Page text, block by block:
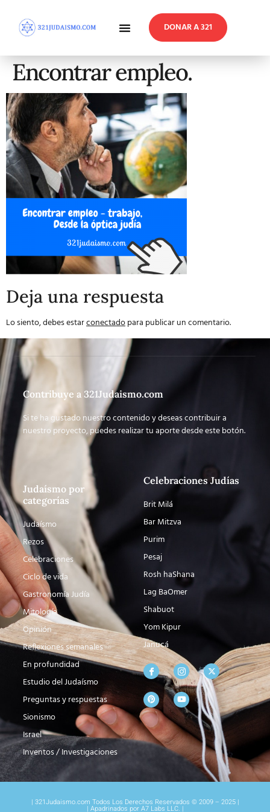
DONAR A 321
Encontrar empleo.
Deja una respuesta
Lo siento, debes estarconectadopara publicar un comentario.
Contribuye a 321Judaismo.com
Si te ha gustado nuestro contenido y deseas contribuir a
nuestro proyecto, puedes realizar tu aporte desde este botón.
Judaísmo por
categorías
Judaísmo
Rezos
Celebraciones
Ciclo de vida
Gastronomía Judía
Mitología
Opinión
Reflexiones semanales
En profundidad
Estudio del Judaísmo
Preguntas y respuestas
Sionismo
Israel
Inventos / Investigaciones
Celebraciones Judías
Brit Milá
Bar Mitzva
Purim
Pesaj
Rosh haShana
Lag BaOmer
Shabuot
Yom Kipur
Janucá
| 321Judaismo.com Todos Los Derechos Reservados © 2009 – 2025 |
| Apadrinados por A7 Labs LLC. |